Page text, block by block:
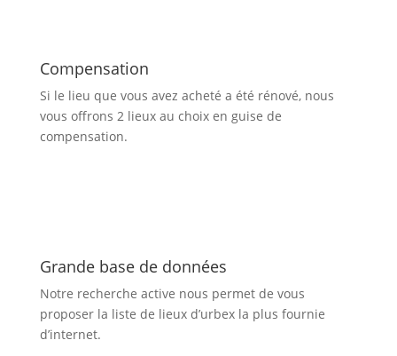
Compensation
Si le lieu que vous avez acheté a été rénové, nous
vous offrons 2 lieux au choix en guise de
compensation.
Grande base de données
Notre recherche active nous permet de vous
proposer la liste de lieux d’urbexla plus fournie
d’internet.